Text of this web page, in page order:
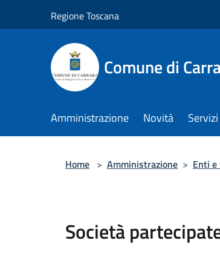
Regione Toscana
Comune di
Amministrazione Novità Servizi
Home > Amministrazione > Enti
Società